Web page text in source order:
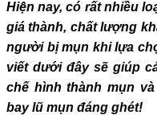
Hiện nay, có rất nhiều
giá thành, chất lượng
người bị mụn khi lựa
viết dưới đây sẽ giúp
chế hình thành mụn
bay lũ mụn đáng ghét!